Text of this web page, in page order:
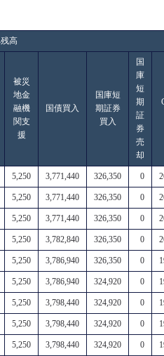
高
被災
地金
融機
関支
援
国債買入
国庫短
期証券
買入
国
庫
短
期
証
券
売
却
5,250 3,771,440 326,350 0
5,250 3,771,440 326,350 0
5,250 3,771,440 326,350 0
5,250 3,782,840 326,350 0
5,250 3,786,940 326,350 0
5,250 3,786,940 324,920 0
5,250 3,798,440 324,920 0
5,250 3,798,440 324,920 0
5,250 3,798,440 324,920 0